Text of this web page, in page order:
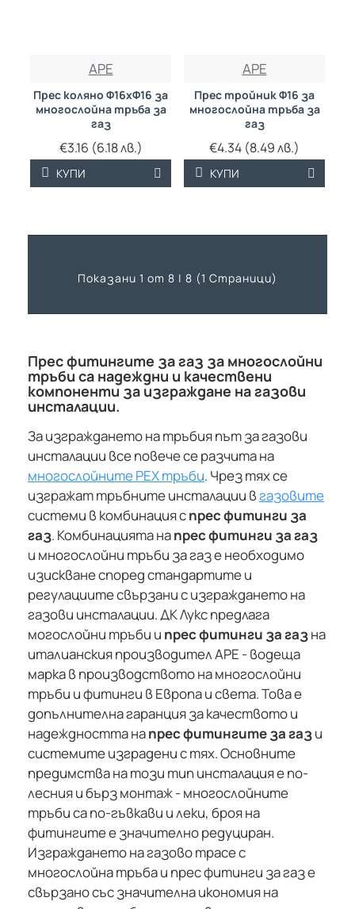
Прес фитингите за газ за многослойни
тръби са надеждни и качествени
компоненти за изграждане на газови
инсталации.
За изграждането на тръбия път за газови
инсталации все повече се разчита на
многослойните PEX тръби. Чрез тях се
изгражат тръбните инсталации вгазовите
системи в комбинация спрес фитинги за
газ. Комбинацията напрес фитинги за газ
и многослойни тръби за газ е необходимо
изискване според стандартите и
регулациите свързани с изграждането на
газови инсталации. ДК Лукс предлага
могослойни тръби и прес фитинги за газна
италианския производител APE - водеща
марка в производството на многослойни
тръби и фитинги в Европа и света. Това е
допълнителна гаранция за качеството и
надеждността напрес фитингите за гази
системите изградени с тях. Основните
предимства на този тип инсталация е по-
лесния и бърз монтаж - многослойните
тръби са по-гъвкави и леки, броя на
фитингите е значително редуциран.
Изграждането на газово трасе с
многослойна тръба и прес фитинги за газ е
свързано със значителна икономия на
APE
Прес коляно Ф16хФ16 за
многослойна тръба за
газ
€3.16 (6.18 лв.)
КУПИ
APE
Прес тройник Ф16 за
многослойна тръба за
газ
€4.34 (8.49 лв.)
КУПИ
Показани 1 от 8 | 8 (1 Страници)